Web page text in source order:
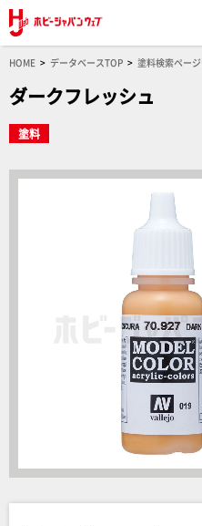
HOME データベースTOP 塗料検索ページ
ダークフレッシュ
塗料